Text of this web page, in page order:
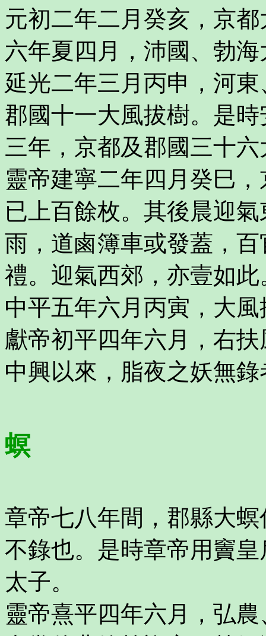
元初二年二月癸亥，京
六年夏四月，沛國、勃
延光二年三月丙申，河
郡國十一大風拔樹。是
三年，京都及郡國三十
靈帝建寧二年四月癸巳
已上百餘枚。其後晨迎
雨，道鹵簿車或發蓋，
禮。迎氣西郊，亦壹如此
中平五年六月丙寅，大風
獻帝初平四年六月，右
中興以來，脂夜之妖無錄
螟
章帝七八年間，郡縣大
不錄也。是時章帝用竇
太子。
靈帝熹平四年六月，弘